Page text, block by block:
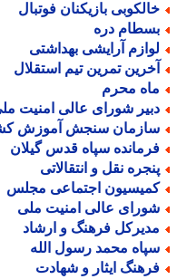
بازیکنان فوتبال
دره
آرایشی بهداشتی
تمرین تیم استقلال
محرم
شورای عالی امنیت ملی
سنجش آموزش کشور
سپاه قدس گیلان
نقل و انتقالاتی
اجتماعی مجلس
عالی امنیت ملی
فرهنگ و ارشاد
محمد رسول الله
ایثار و شهادت